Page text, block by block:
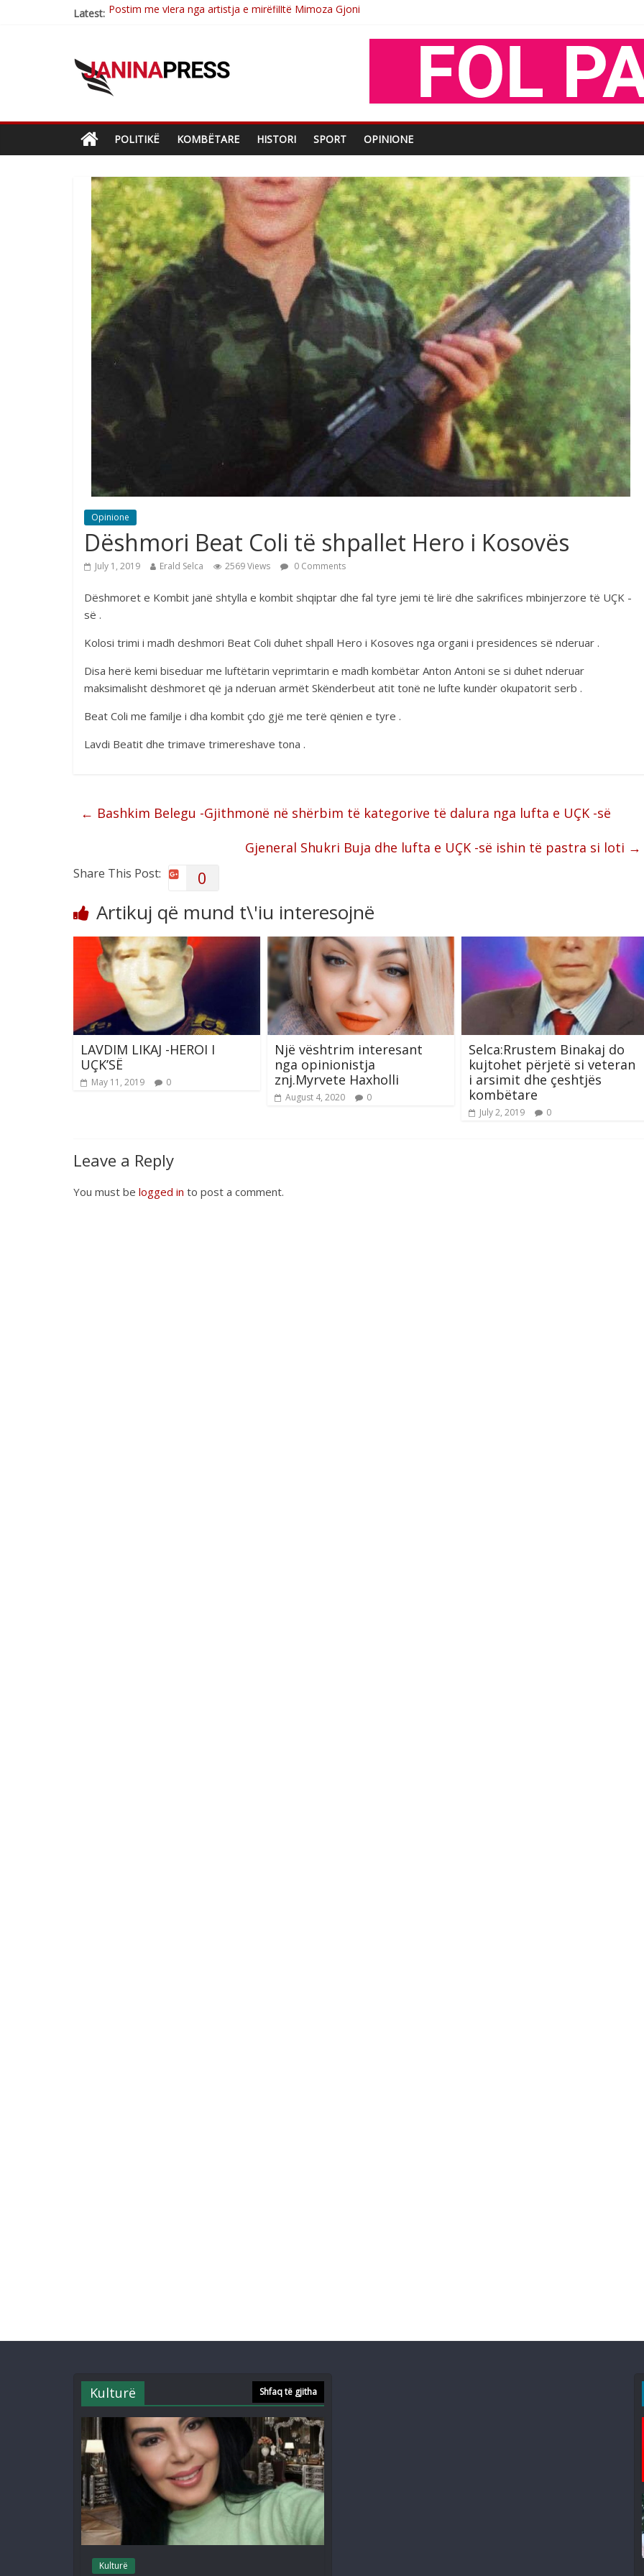
Latest: Nga poetja atdhetare Kumrie Shala -BOLL MO
Çlirimtari Mentor Mushkolaj nderohet me mirenjohje nga Xhevdet Qeriqi Dega e invalidëve në Fushë Kosovë
POLITIKË KOMBËTARE HISTORI SPORT OPINIONE
Opinione
Dëshmori Beat Coli të shpallet Hero i Kosovës
July 1, 2019 Erald Selca 2569 Views 0 Comments
Dëshmoret e Kombit janë shtylla e kombit shqiptar dhe fal tyre jemi të lirë dhe sakrifices mbinjerzore të UÇK -
së .
Kolosi trimi i madh deshmori Beat Coli duhet shpall Hero i Kosoves nga organi i presidences së nderuar .
Disa herë kemi biseduar me luftëtarin veprimtarin e madh kombëtar Anton Antoni se si duhet nderuar
maksimalisht dëshmoret që ja nderuan armët Skënderbeut atit tonë ne lufte kundër okupatorit serb .
Beat Coli me familje i dha kombit çdo gjë me terë qënien e tyre .
Lavdi Beatit dhe trimave trimereshave tona .
← Bashkim Belegu -Gjithmonë në shërbim të kategorive të dalura nga lufta e UÇK -së
Gjeneral Shukri Buja dhe lufta e UÇK -së ishin të pastra si loti →
Share This Post: 0
Artikuj që mund t\'iu interesojnë
LAVDIM LIKAJ -HEROI I
UÇK’SË
May 11, 2019 0
Një vështrim interesant
nga opinionistja
znj.Myrvete Haxholli
August 4, 2020 0
Selca:Rrustem Binakaj do
kujtohet përjetë si veteran
i arsimit dhe çeshtjës
kombëtare
July 2, 2019 0
Leave a Reply
You must be logged in to post a comment.
Kulturë Shfaq të gjitha
Kulturë